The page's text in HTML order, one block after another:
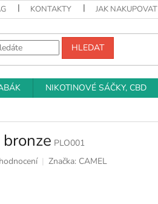
KONTAKTY JAK NAKUPOVAT
HLEDAT
NIKOTINOVÉ SÁČKY, CBD
PLO001
Značka: CAMEL